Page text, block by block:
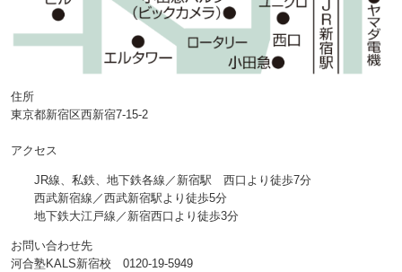
住所
東京都新宿区西新宿7-15-2
アクセス
JR線、私鉄、地下鉄各線／新宿駅 西口より徒歩7分
西武新宿線／西武新宿駅より徒歩5分
地下鉄大江戸線／新宿西口より徒歩3分
お問い合わせ先
河合塾KALS新宿校 0120‐19‐5949